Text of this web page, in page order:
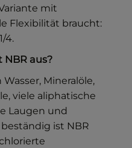
mit
Flexibilität braucht:
4.
aus?
Mineralöle,
viele aliphatische
Laugen und
beständig ist NBR